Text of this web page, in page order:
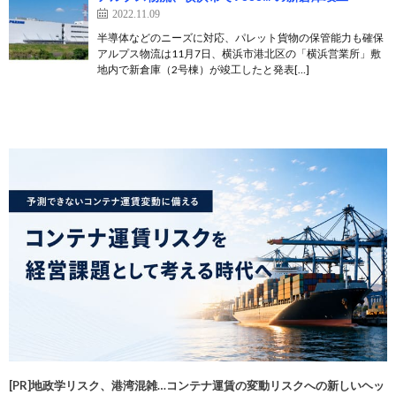
2022.11.09
半導体などのニーズに対応、パレット貨物の保管能力も確保
アルプス物流は11月7日、横浜市港北区の「横浜営業所」敷
地内で新倉庫（2号棟）が竣工したと発表[…]
[PR]地政学リスク、港湾混雑…コンテナ運賃の変動リスクへの新しいヘッ